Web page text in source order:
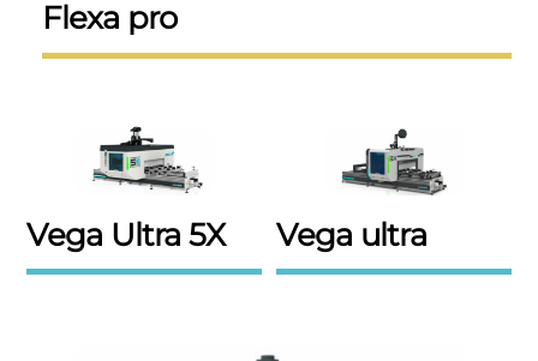
Flexa pro
Vega Ultra 5X Vega ultra